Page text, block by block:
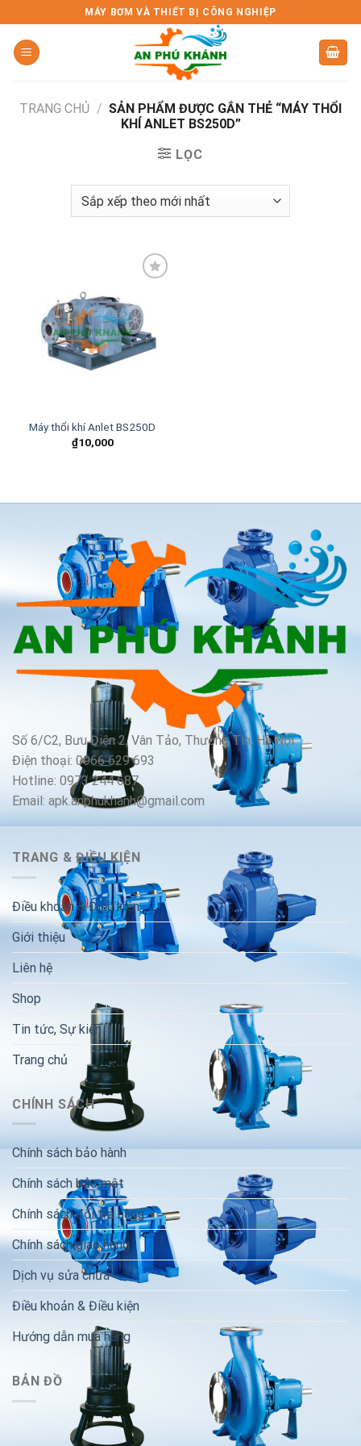
to
content
MÁY BƠM VÀ THIẾT BỊ CÔNG NGHIỆP
TRANG CHỦ / SẢN PHẨM ĐƯỢC GẮN THẺ “MÁY THỔI
KHÍ ANLET BS250D”
LỌC
Add to
wishlist
Máy thổi khí Anlet BS250D
₫10,000
Số 6/C2, Bưu Điện 2, Vân Tảo, Thường Tín, Hà Nội
Điện thoại: 0966 629 693
Hotline: 0973 244 687
Email: apk.anphukhanh@gmail.com
TRANG & ĐIỀU KIỆN
Điều khoản & Điều kiện
Giới thiệu
Liên hệ
Shop
Tin tức, Sự kiện
Trang chủ
CHÍNH SÁCH
Chính sách bảo hành
Chính sách bảo mật
Chính sách đổi trả hàng
Chính sách giao hàng
Dịch vụ sửa chữa
Điều khoản & Điều kiện
Hướng dẫn mua hàng
BẢN ĐỒ